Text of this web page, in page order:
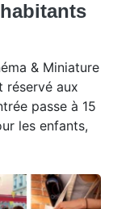
& Miniature
réservé aux
passe à 15
les enfants,